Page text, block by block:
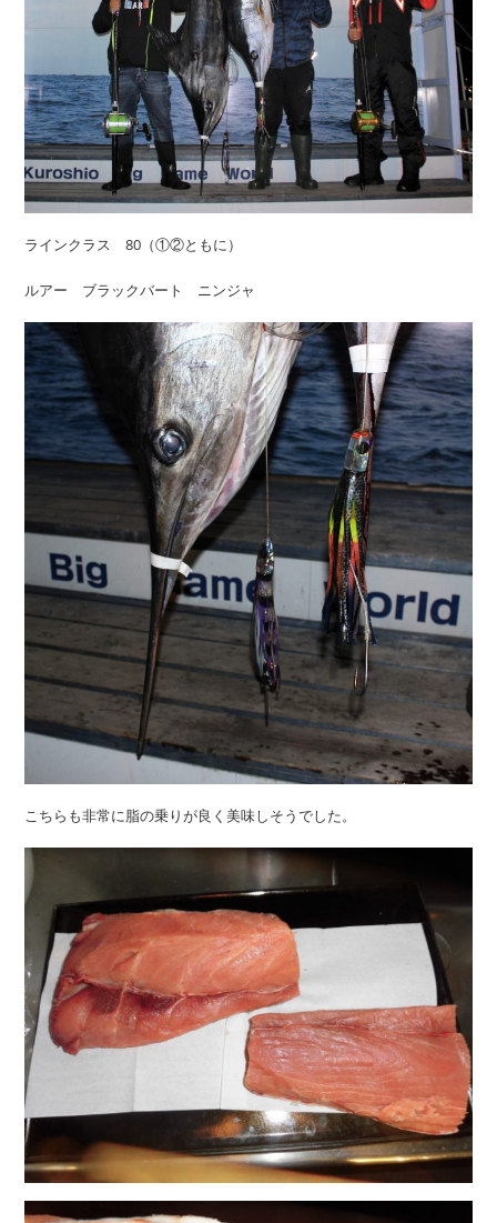
ラインクラス 80（①②ともに）
ルアー ブラックバート ニンジャ
こちらも非常に脂の乗りが良く美味しそうでした。